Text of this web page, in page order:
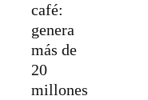
café:
genera
más de
20
millones